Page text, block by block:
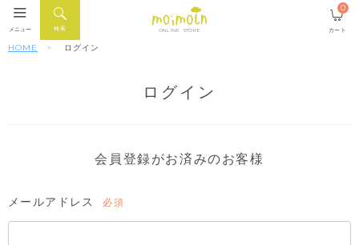
ONLINE STORE
検索
メニュー カート
0
HOME ログイン
ログイン
会員登録がお済みのお客様
メールアドレス
須)